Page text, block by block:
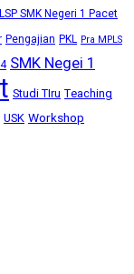
LSP SMK Negeri 1 Pacet
Pengajian PKL Pra MPLS
SMK Negei 1
Studi TIru Teaching
USK Workshop